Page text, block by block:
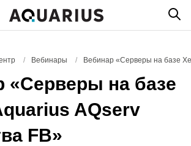
/ Вебинары / Вебинар «Серверы на базе
«Серверы на базе
AQserv
FB»